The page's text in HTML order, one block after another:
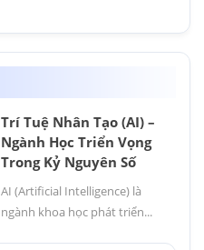
Trí Tuệ Nhân Tạo (AI) –
Ngành Học Triển Vọng
Trong Kỷ Nguyên Số
AI (Artificial Intelligence) là
ngành khoa học phát triển...